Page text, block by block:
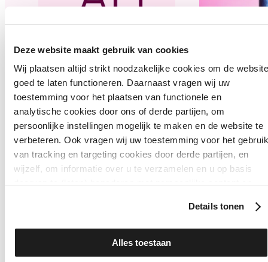
Deze website maakt gebruik van cookies
Wij plaatsen altijd strikt noodzakelijke cookies om de website
goed te laten functioneren. Daarnaast vragen wij uw
toestemming voor het plaatsen van functionele en
analytische cookies door ons of derde partijen, om
persoonlijke instellingen mogelijk te maken en de website te
verbeteren. Ook vragen wij uw toestemming voor het gebruik
van tracking en targeting cookies door derde partijen, en
wijzelf, om informatie over u te verzamelen en u op basis
instemt. Zelf instellen kan ook via ‘Instellingen’. Zie ook onze
Details tonen
Alles toestaan
ALL PRODUCTS
GEL NAIL
Filter Sort